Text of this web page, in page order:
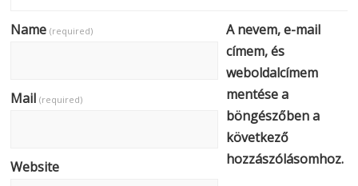
Name(required)
Mail(required)
Website
A nevem, e-mail
címem, és
weboldalcímem
mentése a
böngészőben a
következő
hozzászólásomhoz.